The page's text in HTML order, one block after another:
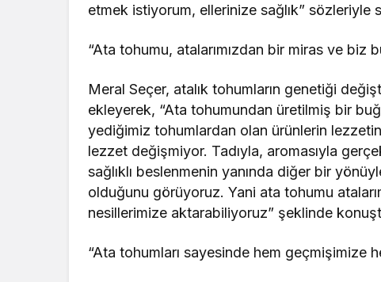
etmek istiyorum, ellerinize sağlık” sözleriyle
“Ata tohumu, atalarımızdan bir miras ve
Meral Seçer, atalık tohumların genetiği
ekleyerek, “Ata tohumundan üretilmiş bir
yediğimiz tohumlardan olan ürünlerin
lezzet değişmiyor. Tadıyla, aromasıyla
sağlıklı beslenmenin yanında diğer bir
olduğunu görüyoruz. Yani ata tohumu
nesillerimize aktarabiliyoruz” şeklinde
“Ata tohumları sayesinde hem geçmişimize